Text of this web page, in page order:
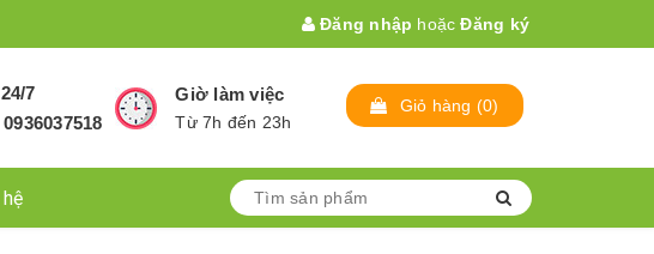
Đăng nhập hoặc Đăng ký
7
0936037518
Giờ làm việc
Từ 7h đến 23h
Giỏ hàng (0)